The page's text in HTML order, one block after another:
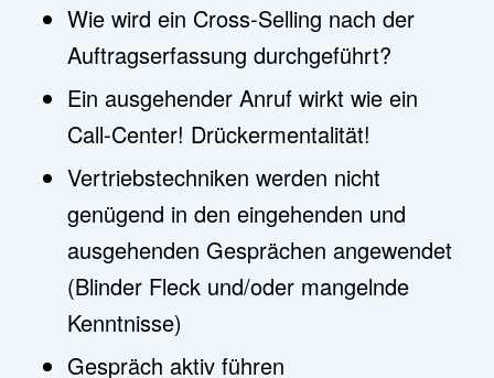
Wie wird ein Cross-Selling nach der
Auftragserfassung durchgeführt?
Ein ausgehender Anruf wirkt wie ein
Call-Center! Drückermentalität!
Vertriebstechniken werden nicht
genügend in den eingehenden und
ausgehenden Gesprächen angewendet
(Blinder Fleck und/oder mangelnde
Kenntnisse)
Gespräch aktiv führen